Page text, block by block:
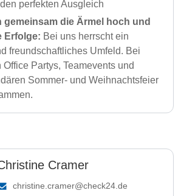
perfekten Ausgleich
gemeinsam die Ärmel hoch und
Erfolge: Bei uns herrscht ein
freundschaftliches Umfeld. Bei
Partys, Teamevents und
Sommer- und Weihnachtsfeier
Cramer
christine.cramer@check24.de